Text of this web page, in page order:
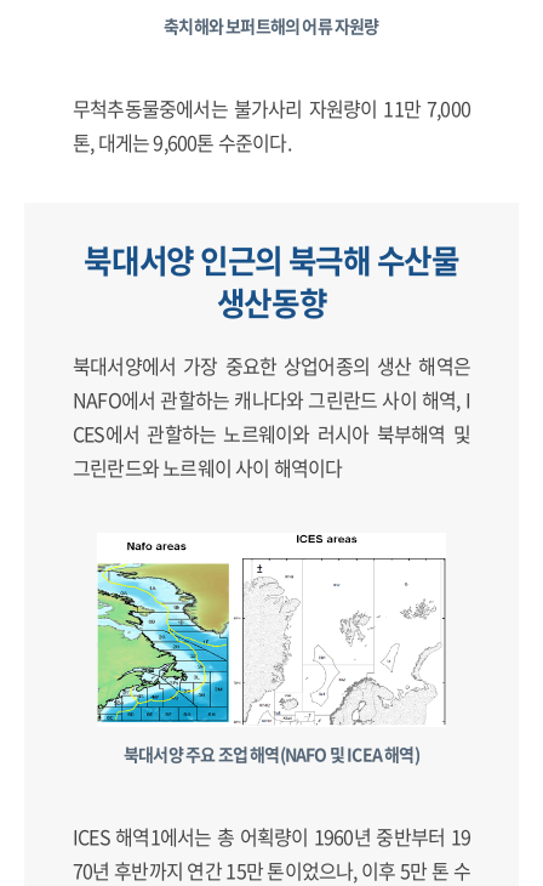
축치해와 보퍼트해의 어류 자원량
무척추동물중에서는 불가사리 자원량이 11만 7,000
톤, 대게는 9,600톤 수준이다.
북대서양 인근의 북극해 수산물
생산동향
북대서양에서 가장 중요한 상업어종의 생산 해역은
NAFO에서 관할하는 캐나다와 그린란드 사이 해역, I
CES에서 관할하는 노르웨이와 러시아 북부해역 및
그린란드와 노르웨이 사이 해역이다
북대서양 주요 조업 해역(NAFO 및 ICEA 해역)
ICES 해역1에서는 총 어획량이 1960년 중반부터 19
70년 후반까지 연간 15만 톤이었으나, 이후 5만 톤 수